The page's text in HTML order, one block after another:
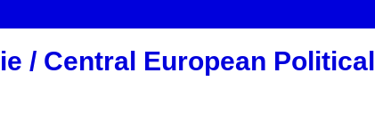
/ Central European Political